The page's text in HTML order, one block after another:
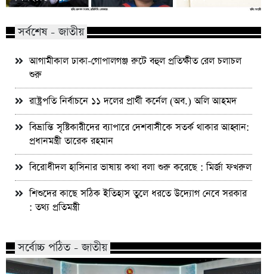
সর্বশেষ - জাতীয়
আগামীকাল ঢাকা-গোপালগঞ্জ রুটে বহুল প্রতিক্ষীত রেল চলাচল
শুরু
রাষ্ট্রপতি নির্বাচনে ১১ দলের প্রার্থী কর্নেল (অব.) অলি আহমদ
বিভ্রান্তি সৃষ্টিকারীদের ব্যাপারে দেশবাসীকে সতর্ক থাকার আহ্বান:
প্রধানমন্ত্রী তারেক রহমান
বিরোধীদল হাসিনার ভাষায় কথা বলা শুরু করেছে : মির্জা ফখরুল
শিশুদের কাছে সঠিক ইতিহাস তুলে ধরতে উদ্যোগ নেবে সরকার
: তথ্য প্রতিমন্ত্রী
সর্বোচ্চ পঠিত - জাতীয়